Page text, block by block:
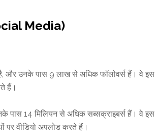
Media)
और उनके पास 9 लाख से अधिक फॉलोवर्स हैं। वे इस
हैं।
पास 14 मिलियन से अधिक सब्सक्राइबर्स हैं। वे इस
पर वीडियो अपलोड करते हैं।